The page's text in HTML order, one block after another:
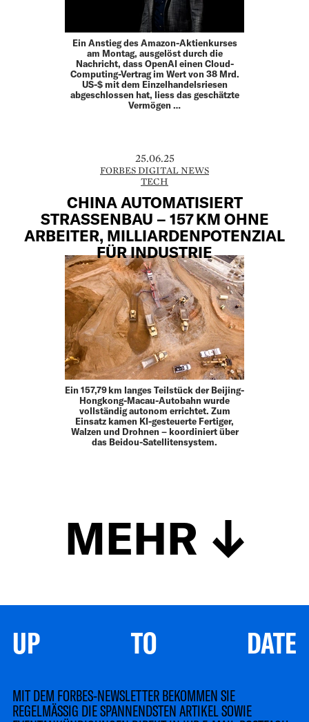
Ein Anstieg des Amazon-Aktienkurses
am Montag, ausgelöst durch die
Nachricht, dass OpenAI einen Cloud-
Computing-Vertrag im Wert von 38 Mrd.
US-$ mit dem Einzelhandelsriesen
abgeschlossen hat, liess das geschätzte
Vermögen …
25.06.25
FORBES DIGITAL NEWS
TECH
CHINA AUTOMATISIERT
STRASSENBAU – 157 KM OHNE
ARBEITER, MILLIARDENPOTENZIAL
FÜR INDUSTRIE
Ein 157,79 km langes Teilstück der Beijing-
Hongkong-Macau-Autobahn wurde
vollständig autonom errichtet. Zum
Einsatz kamen KI-gesteuerte Fertiger,
Walzen und Drohnen – koordiniert über
das Beidou-Satellitensystem.
MEHR
UP TO DATE
MIT DEM FORBES-NEWSLETTER BEKOMMEN SIE
REGELMÄSSIG DIE SPANNENDSTEN ARTIKEL SOWIE